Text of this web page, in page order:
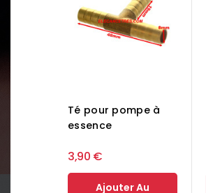
Té pour pompe à
essence
3,90 €
Ajouter Au